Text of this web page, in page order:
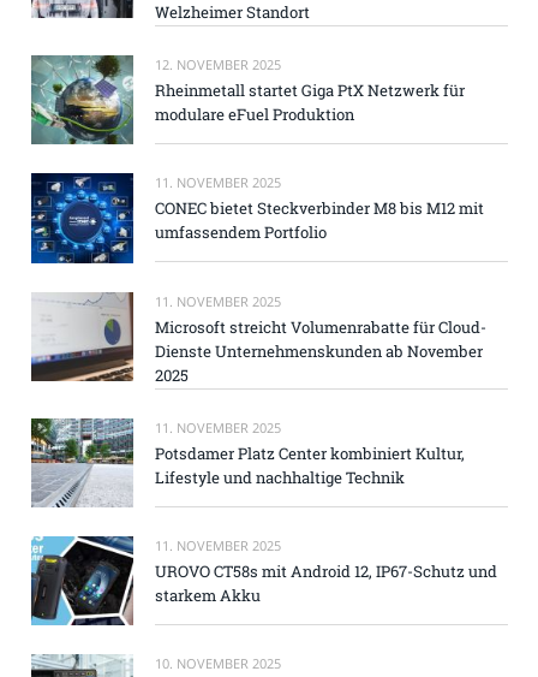
Welzheimer Standort
12. NOVEMBER 2025
Rheinmetall startet Giga PtX Netzwerk für
modulare eFuel Produktion
11. NOVEMBER 2025
CONEC bietet Steckverbinder M8 bis M12 mit
umfassendem Portfolio
11. NOVEMBER 2025
Microsoft streicht Volumenrabatte für Cloud-
Dienste Unternehmenskunden ab November
2025
11. NOVEMBER 2025
Potsdamer Platz Center kombiniert Kultur,
Lifestyle und nachhaltige Technik
11. NOVEMBER 2025
UROVO CT58s mit Android 12, IP67-Schutz und
starkem Akku
10. NOVEMBER 2025